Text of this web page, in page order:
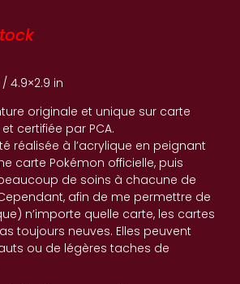
/ 4.9×2.9 in
originale et unique sur carte
certifiée par PCA.
réalisée à l’acrylique en peignant
carte Pokémon officielle, puis
de soins à chacune de
afin de me permettre de
n’importe quelle carte, les cartes
toujours neuves. Elles peuvent
ou de légères taches de